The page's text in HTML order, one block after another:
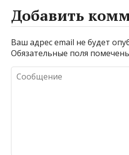
Добавить
Ваш адрес email не будет
Обязательные поля